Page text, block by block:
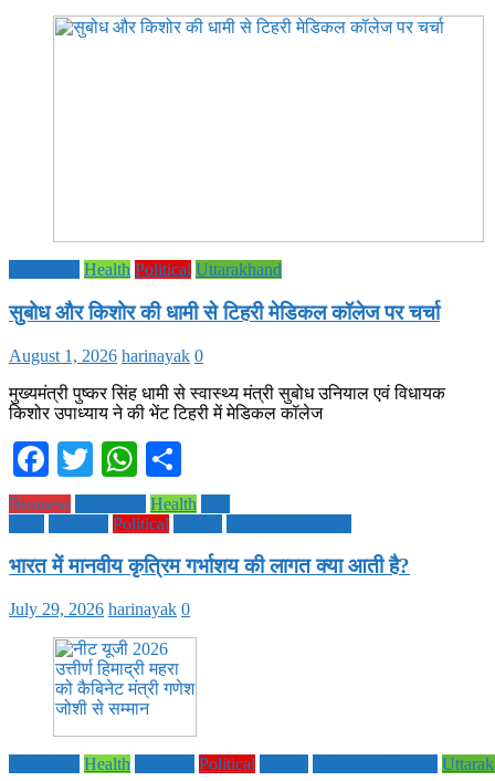
Health Political Uttarakhand
सुबोध और किशोर की धामी से टिहरी मेडिकल कॉलेज पर चर्चा
August 1, 2026 harinayak 0
मुख्यमंत्री पुष्कर सिंह धामी से स्वास्थ्य मंत्री सुबोध उनियाल एवं विधायक
किशोर उपाध्याय ने की भेंट टिहरी में मेडिकल कॉलेज
Facebook
TwitterWhatsApp
Business Health
Political
भारत में मानवीय कृत्रिम गर्भाशय की लागत क्या आती है?
July 29, 2026 harinayak 0
Health Political